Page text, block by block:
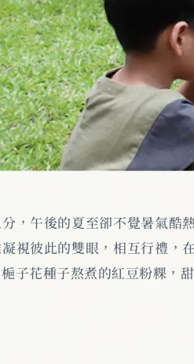
，午後的夏至卻不覺暑氣酷
視彼此的雙眼，相互行禮，
子花種子熬煮的紅豆粉粿，